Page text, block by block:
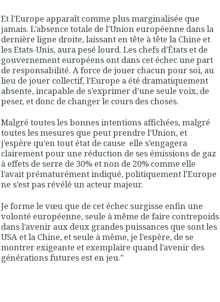
Et l’Europe apparaît comme plus marginalisée que
jamais. L’absence totale de l’Union européenne dans la
dernière ligne droite, laissant en tête à tête la Chine et
les Etats-Unis, aura pesé lourd. Les chefs d’États et de
gouvernement européens ont dans cet échec une part
de responsabilité. A force de jouer chacun pour soi, au
lieu de jouer collectif, l’Europe a été dramatiquement
absente, incapable de s’exprimer d’une seule voix, de
peser, et donc de changer le cours des choses.
Malgré toutes les bonnes intentions affichées, malgré
toutes les mesures que peut prendre l’Union, et
j’espère qu’en tout état de cause elle s’engagera
clairement pour une réduction de ses émissions de gaz
à effets de serre de 30% et non de 20% comme elle
l’avait prématurément indiqué, politiquement l’Europe
ne s’est pas révélé un acteur majeur.
Je forme le vœu que de cet échec surgisse enfin une
volonté européenne, seule à même de faire contrepoids
dans l’avenir aux deux grandes puissances que sont les
USA et la Chine, et seule à même, je l’espère, de se
montrer exigeante et exemplaire quand l’avenir des
générations futures est en jeu."